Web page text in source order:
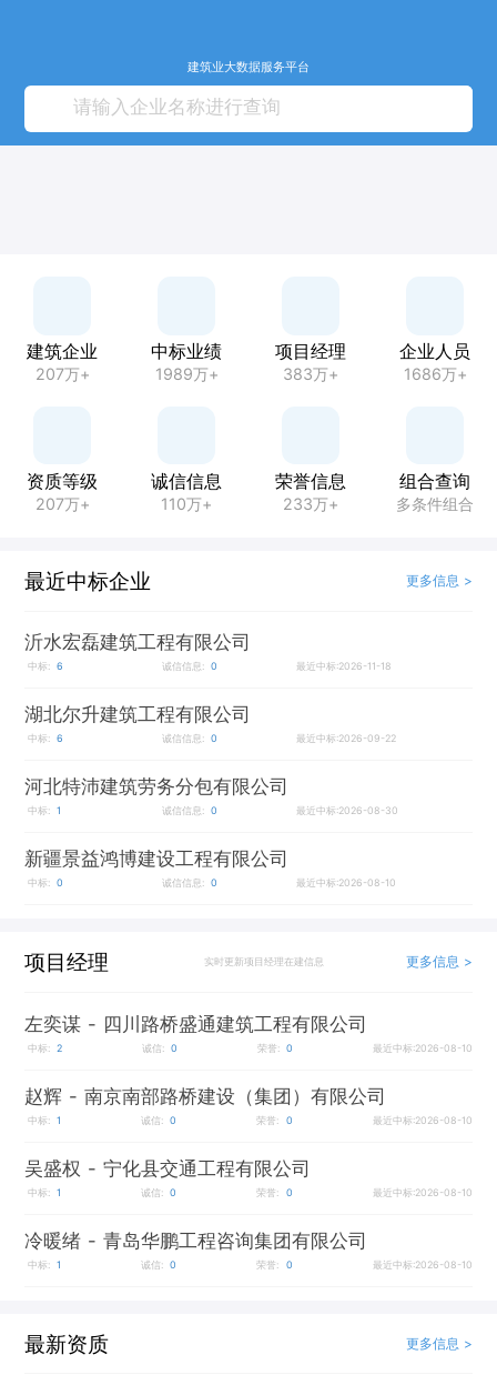
建筑业大数据服务平台
建筑企业
207万+
中标业绩
1989万+
项目经理
383万+
企业人员
1686万+
资质等级
207万+
诚信信息
110万+
荣誉信息
233万+
组合查询
多条件组合
最近中标企业 更多信息 >
沂水宏磊建筑工程有限公司
中标: 6 诚信信息: 0 最近中标:2026-11-18
湖北尔升建筑工程有限公司
中标: 6 诚信信息: 0 最近中标:2026-09-22
河北特沛建筑劳务分包有限公司
中标: 1 诚信信息: 0 最近中标:2026-08-30
新疆景益鸿博建设工程有限公司
中标: 0 诚信信息: 0 最近中标:2026-08-10
项目经理 实时更新项目经理在建信息 更多信息 >
左奕谋 - 四川路桥盛通建筑工程有限公司
中标: 2 诚信: 0 荣誉: 0 最近中标:2026-08-10
赵辉 - 南京南部路桥建设（集团）有限公司
中标: 1 诚信: 0 荣誉: 0 最近中标:2026-08-10
吴盛权 - 宁化县交通工程有限公司
中标: 1 诚信: 0 荣誉: 0 最近中标:2026-08-10
冷暖绪 - 青岛华鹏工程咨询集团有限公司
中标: 1 诚信: 0 荣誉: 0 最近中标:2026-08-10
最新资质 更多信息 >